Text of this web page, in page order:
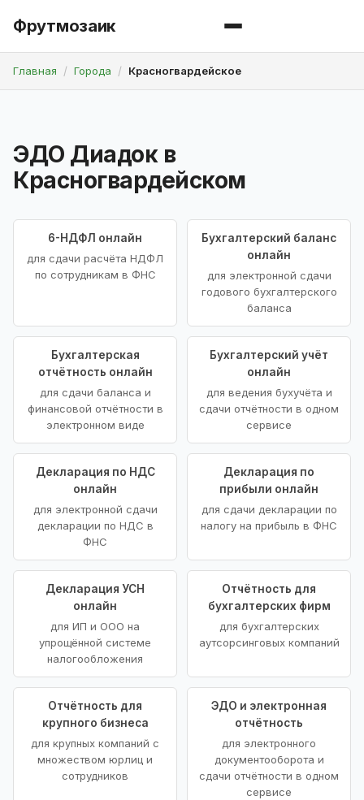
Фрутмозаик
Главная Города Красногвардейское
ЭДО Диадок в
Красногвардейском
6-НДФЛ онлайн
для сдачи расчёта НДФЛ
по сотрудникам в ФНС
Бухгалтерский баланс
онлайн
для электронной сдачи
годового бухгалтерского
баланса
Бухгалтерская
отчётность онлайн
для сдачи баланса и
финансовой отчётности в
электронном виде
Бухгалтерский учёт
онлайн
для ведения бухучёта и
сдачи отчётности в одном
сервисе
Декларация по НДС
онлайн
для электронной сдачи
декларации по НДС в
ФНС
Декларация по
прибыли онлайн
для сдачи декларации по
налогу на прибыль в ФНС
Декларация УСН
онлайн
для ИП и ООО на
упрощённой системе
налогообложения
Отчётность для
бухгалтерских фирм
для бухгалтерских
аутсорсинговых компаний
Отчётность для
крупного бизнеса
для крупных компаний с
множеством юрлиц и
сотрудников
ЭДО и электронная
отчётность
для электронного
документооборота и
сдачи отчётности в одном
сервисе